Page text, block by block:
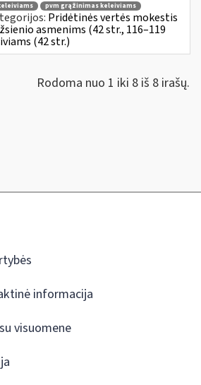
pvm grąžinimas keleiviams
Pridėtinės vertės mokestis
asmenims (42 str., 116–119
(42 str.)
Rodoma nuo 1 iki 8 iš 8 irašų.
informacija
visuomene